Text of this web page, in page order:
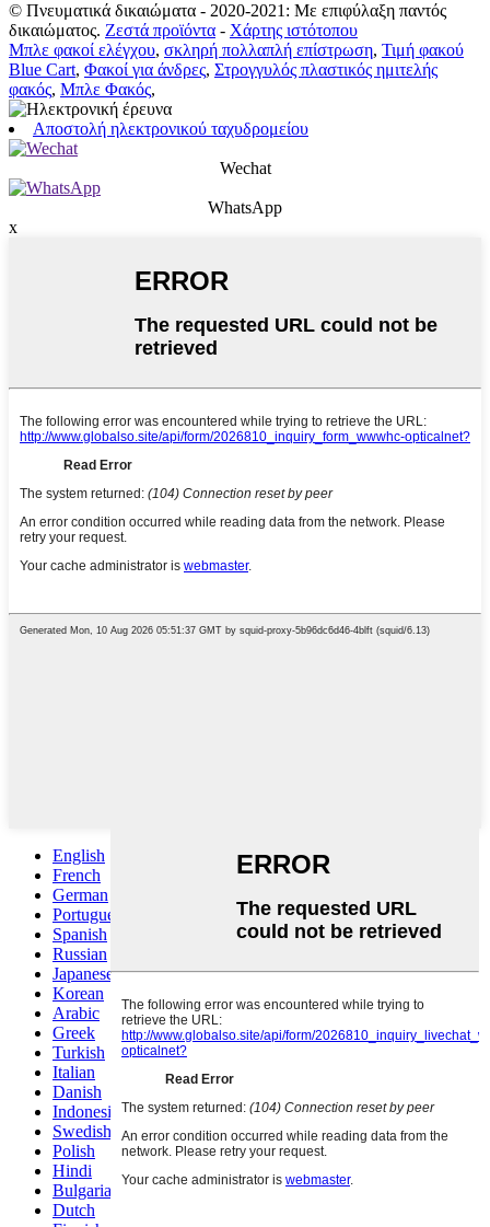
© Πνευματικά δικαιώματα - 2020-2021: Με επιφύλαξη παντός
δικαιώματος. Ζεστά προϊόντα - Χάρτης ιστότοπου
Μπλε φακοί ελέγχου, σκληρή πολλαπλή επίστρωση, Τιμή φακού
Blue Cart, Φακοί για άνδρες, Στρογγυλός πλαστικός ημιτελής
φακός, Μπλε Φακός,
Αποστολή ηλεκτρονικού ταχυδρομείου
Wechat
WhatsApp
x
English
French
German
Portuguese
Spanish
Russian
Japanese
Korean
Arabic
Greek
Turkish
Italian
Danish
Indonesian
Swedish
Polish
Hindi
Bulgarian
Dutch